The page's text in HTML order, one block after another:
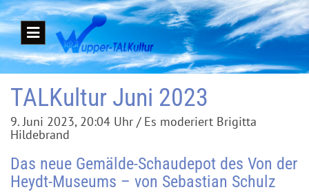
TALKultur Juni 2023
9. Juni 2023, 20:04 Uhr / Es moderiert Brigitta
Hildebrand
Das neue Gemälde-Schaudepot des Von der
Heydt-Museums – von Sebastian Schulz